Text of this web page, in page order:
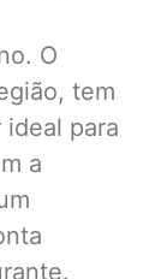
O
tem
ideal para
a